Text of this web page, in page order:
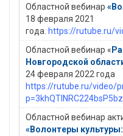
Областной вебинар
18 февраля 2021
года. https://rutube.ru/
Областной вебинар «
Новгородской
24 февраля 2022 года
https://rutube.ru/video/
Областной вебинар
«Волонтеры